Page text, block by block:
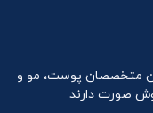
متخصصان پوست، مو و
صورت دارند